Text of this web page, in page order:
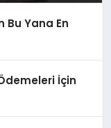
Bu Yana En
İçin